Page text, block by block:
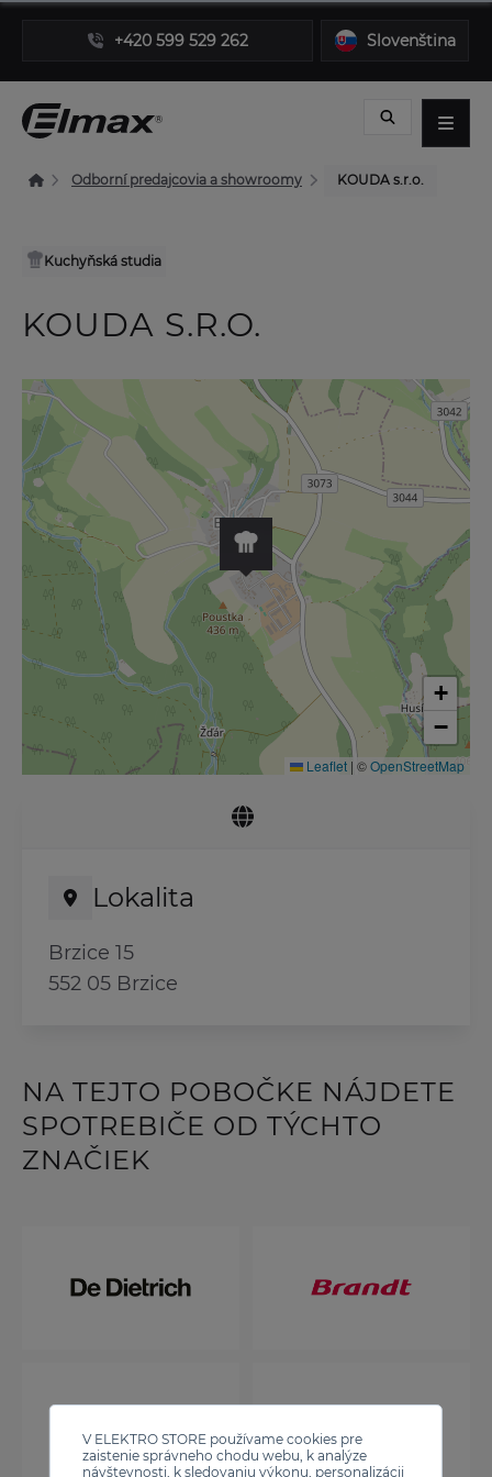
V ELEKTRO STORE používame cookies pre
zaistenie správneho chodu webu, k analýze
návštevnosti, k sledovaniu výkonu, personalizácii
+420 599 529 262 Slovenština
Odborní predajcovia a showroomy KOUDA s.r.o.
Kuchyňská studia
KOUDA S.R.O.
Lokalita
Brzice 15
552 05 Brzice
+
−
Leaflet | ©OpenStreetMap
NA TEJTO POBOČKE NÁJDETE
SPOTREBIČE OD TÝCHTO
ZNAČIEK